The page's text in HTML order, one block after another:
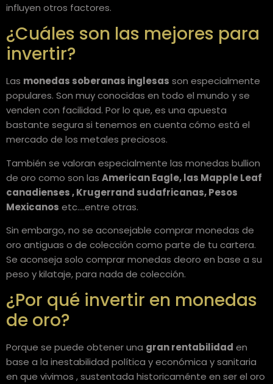
influyen otros factores.
¿Cuáles son las mejores para
invertir?
Las monedas soberanas inglesas son especialmente
populares. Son muy conocidas en todo el mundo y se
venden con facilidad. Por lo que, es una apuesta
bastante segura si tenemos en cuenta cómo está el
mercado de los metales preciosos.
También se valoran especialmente las monedas bullion
de oro como son las American Eagle, las Mapple Leaf
canadienses , Krugerrand sudafricanas, Pesos
Mexicanos etc….entre otras.
Sin embargo, no se aconsejable comprar monedas de
oro antiguas o de colección como parte de tu cartera.
Se aconseja solo comprar monedas deoro en base a su
peso y kilataje, para nada de colección.
¿Por qué invertir en monedas
de oro?
Porque se puede obtener una gran rentabilidad en
base a la inestabilidad política y económica y sanitaria
en que vivimos , sustentada historicaménte en ser el oro